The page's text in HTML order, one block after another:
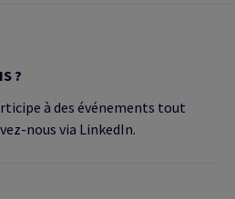
?
à des événements tout
nous via LinkedIn.